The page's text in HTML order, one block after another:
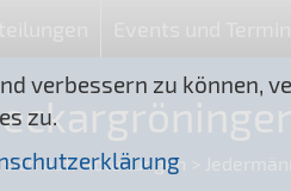
sich auf:Abteilungen
verbessern zu können,
zu.